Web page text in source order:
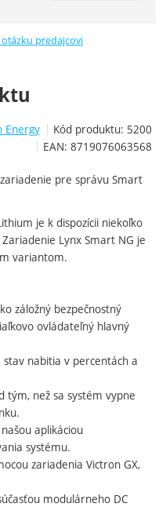
predajcovi
Energy Kód produktu: 5200
EAN: 8719076063568
pre správu Smart
je k dispozícii niekoľko
Lynx Smart NG je
variantom.
záložný bezpečnostný
ovládateľný hlavný
nabitia v percentách a
tým, než sa systém vypne
aplikáciou
systému.
zariadenia Victron GX,
modulárneho DC